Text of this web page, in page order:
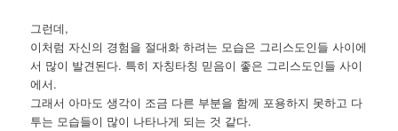
그런데,
이처럼 자신의 경험을 절대화 하려는 모습은 그리스도인들 사이에
서 많이 발견된다. 특히 자칭타칭 믿음이 좋은 그리스도인들 사이
에서.
그래서 아마도 생각이 조금 다른 부분을 함께 포용하지 못하고 다
투는 모습들이 많이 나타나게 되는 것 같다.